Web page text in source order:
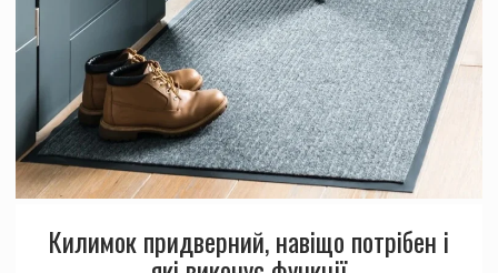
Килимок придверний, навіщо потрібен і